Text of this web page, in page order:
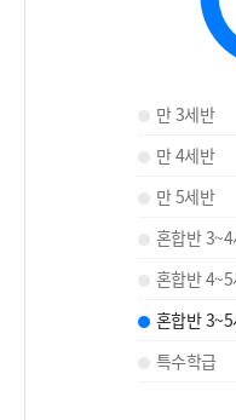
만 3세반
만 4세반
만 5세반
혼합반
혼합반
혼합반
특수학급